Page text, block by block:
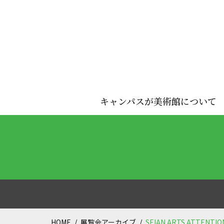
キャンパスが美術館について
HOME 展覧会アーカイブ SEIAN ARTS